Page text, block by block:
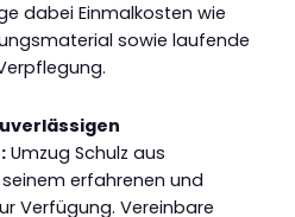
dabei Einmalkosten wie
sowie laufende
Umzug Schulz aus
erfahrenen und
Verfügung. Vereinbare